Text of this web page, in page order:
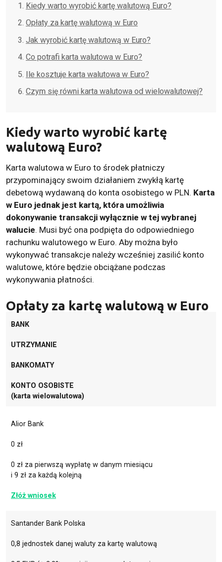
Kiedy warto wyrobić kartę walutową Euro?
Opłaty za kartę walutową w Euro
Jak wyrobić kartę walutową w Euro?
Co potrafi karta walutowa w Euro?
Ile kosztuje karta walutowa w Euro?
Czym się równi karta walutowa od wielowalutowej?
Kiedy warto wyrobić kartę
walutową Euro?
Karta walutowa w Euro to środek płatniczy
przypominający swoim działaniem zwykłą kartę
debetową wydawaną do konta osobistego w PLN. Karta
w Euro jednak jest kartą, która umożliwia
dokonywanie transakcji wyłącznie w tej wybranej
walucie. Musi być ona podpięta do odpowiedniego
rachunku walutowego w Euro. Aby można było
wykonywać transakcje należy wcześniej zasilić konto
walutowe, które będzie obciążane podczas
wykonywania płatności.
Opłaty za kartę walutową w Euro
BANK
UTRZYMANIE
BANKOMATY
KONTO OSOBISTE
(karta wielowalutowa)
Alior Bank
0 zł
0 zł za pierwszą wypłatę w danym miesiącu
i 9 zł za każdą kolejną
Złóż wniosek
Santander Bank Polska
0,8 jednostek danej waluty za kartę walutową